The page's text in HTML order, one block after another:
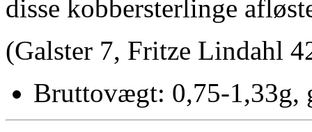
disse kobbersterlinge
(Galster 7, Fritze Lindahl
Bruttovægt: 0,75-1,33g,